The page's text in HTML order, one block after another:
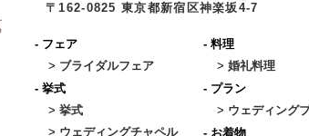
〒162-0825 東京都新宿区神楽坂4-7
- フェア
> ブライダルフェア
- 挙式
> 挙式
> ウェディングチャペル
- 料理
> 婚礼料理
- プラン
> ウェディング
- お着物